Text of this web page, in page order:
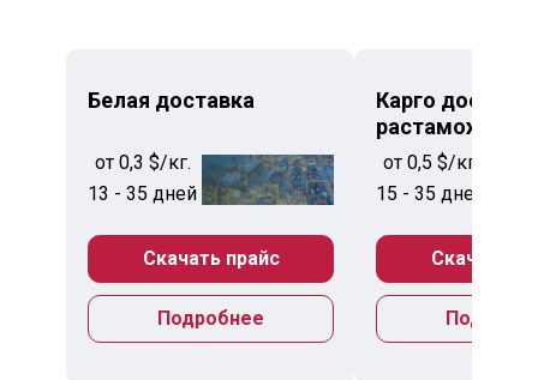
Белая доставка
от 0,3 $/кг.
13 - 35 дней
Скачать прайс
Подробнее
Карго
растаможкой
от 0,5 $/кг.
15 - 35 дней
Скачать